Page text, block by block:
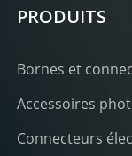
PRODUITS
Bornes et
Accessoires
Connecteurs